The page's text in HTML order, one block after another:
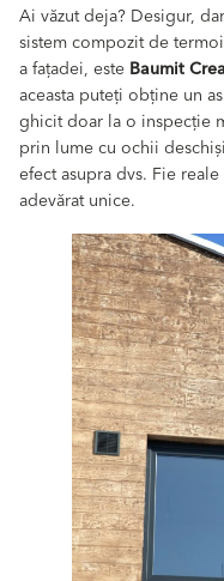
Ai văzut deja? Desigur,
sistem compozit de
a fațadei, este Baumit
aceasta puteți obține un
ghicit doar la o inspecție
prin lume cu ochii
efect asupra dvs. Fie
adevărat unice.